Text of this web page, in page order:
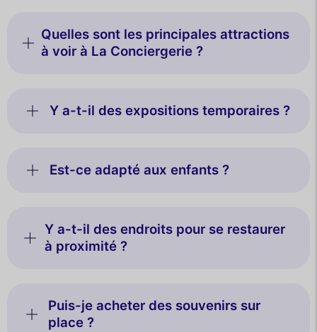
Quelles sont les principales attractions
à voir à La Conciergerie ?
Y a-t-il des expositions temporaires ?
Est-ce adapté aux enfants ?
Y a-t-il des endroits pour se restaurer
à proximité ?
Puis-je acheter des souvenirs sur
place ?